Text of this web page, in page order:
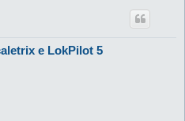
e LokPilot 5